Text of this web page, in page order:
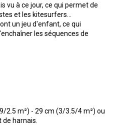
vu à ce jour, ce qui permet de
et les kitesurfers...
un jeu d'enfant, ce qui
les séquences de
2.5 m²) - 29 cm (3/3.5/4 m²) ou
de harnais.